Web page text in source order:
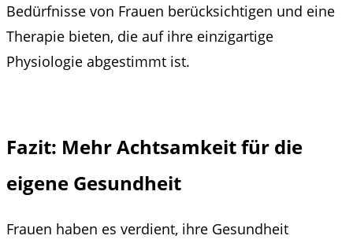
Bedürfnisse von Frauen berücksichtigen und eine
Therapie bieten, die auf ihre einzigartige
Physiologie abgestimmt ist.
Fazit: Mehr Achtsamkeit für die
eigene Gesundheit
Frauen haben es verdient, ihre Gesundheit